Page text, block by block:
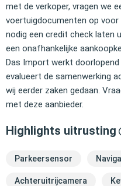
met de verkoper, vragen we
voertuigdocumenten op
nodig een credit check laten
een onafhankelijke
Das Import werkt
evalueert de samenwerking
wij eerder zaken gedaan.
met deze aanbieder.
Highlights uitrusting
Parkeersensor
Achteruitrijcamera